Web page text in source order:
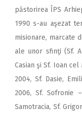
păstorirea ÎPS
1990 s-au aşezat
misionare, marcate
ale unor sfinţi (Sf.
Casian şi Sf. Ioan
2004, Sf. Dasie,
2006, Sf. Sofronie
Samotracia, Sf.